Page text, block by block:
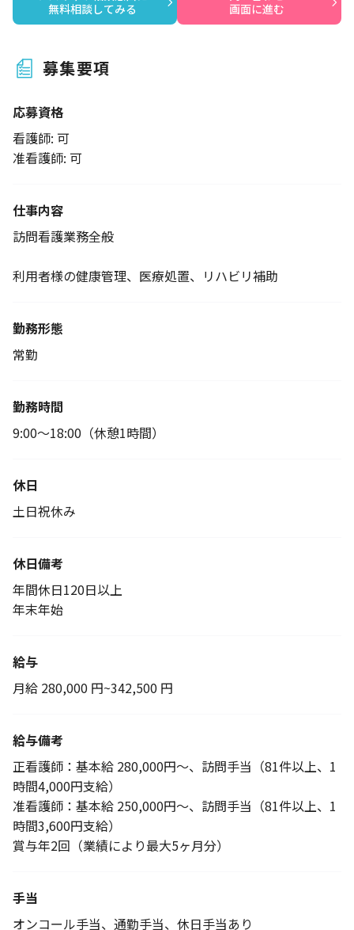
無料相談してみる
画面に進む
募集要項
応募資格
看護師: 可
准看護師: 可
仕事内容
訪問看護業務全般
利用者様の健康管理、医療処置、リハビリ補助
勤務形態
常勤
勤務時間
9:00～18:00（休憩1時間）
休日
土日祝休み
休日備考
年間休日120日以上
年末年始
給与
月給 280,000 円~342,500 円
給与備考
正看護師：基本給 280,000円～、訪問手当（81件以上、1
時間4,000円支給）
准看護師：基本給 250,000円～、訪問手当（81件以上、1
時間3,600円支給）
賞与年2回（業績により最大5ヶ月分）
手当
オンコール手当、通勤手当、休日手当あり